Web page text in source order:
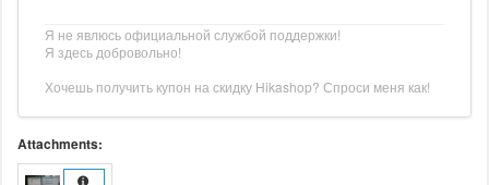
Я не явлюсь официальной службой поддержки!
Я здесь добровольно!
Хочешь получить купон на скидку Hikashop? Спроси меня как!
Attachments: